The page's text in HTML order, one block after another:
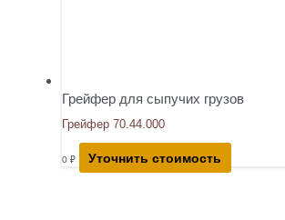
Грейфер для сыпучих грузов
Грейфер 70.44.000
0 ₽ Уточнить стоимость